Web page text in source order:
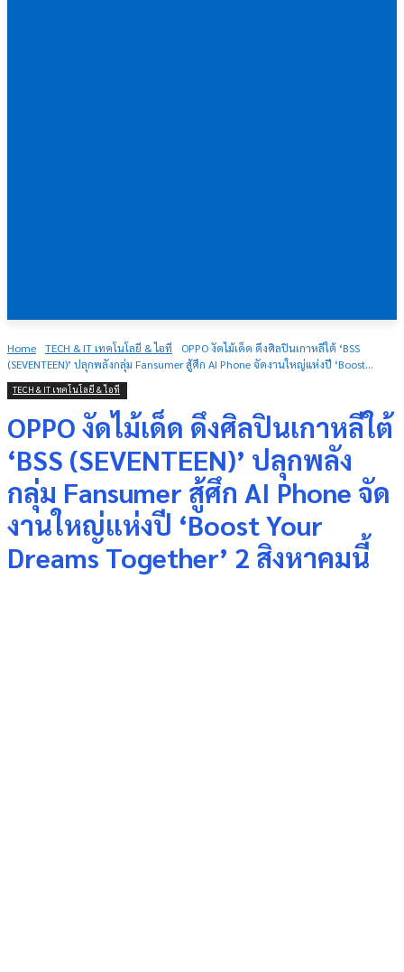
Home TECH & IT เทคโนโลยี & ไอที
OPPO งัดไม้เด็ด ดึงศิลปินเกาหลีใต้ ‘BSS
(SEVENTEEN)’ ปลุกพลังกลุ่ม Fansumer สู้ศึก AI Phone จัดงานใหญ่แห่งปี ‘Boost...
TECH & IT เทคโนโลยี & ไอที
OPPO งัดไม้เด็ด ดึงศิลปินเกาหลีใต้
‘BSS (SEVENTEEN)’ ปลุกพลัง
กลุ่ม Fansumer สู้ศึก AI Phone จัด
งานใหญ่แห่งปี ‘Boost Your
Dreams Together’ 2 สิงหาคมนี้